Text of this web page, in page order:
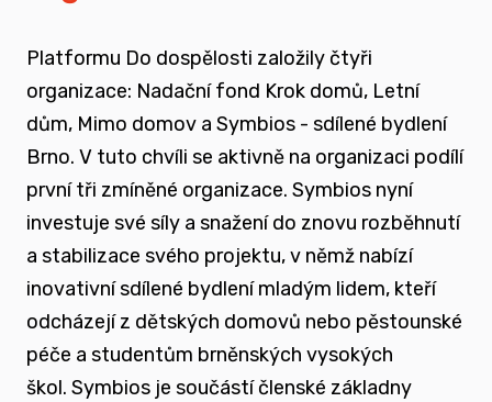
zapojovat se do advokační činnosti, která
souvisí i se změnou legislativy a systému
jako takového
nést a podporovat sílu hlasu těch, kteří
vyrůstali mimo své biologické rodiny
rozvíjet dialog a vést kontruktivní debaty
spojené se změnou systému péče o
Platformu Do dospělosti založily čtyři
organizace: Nadační fond Krok domů, Letní
dům, Mimo domov a Symbios - sdílené bydlení
Brno. V tuto chvíli se aktivně na organizaci podílí
první tři zmíněné organizace. Symbios nyní
investuje své síly a snažení do znovu rozběhnutí
a stabilizace svého projektu, v němž nabízí
inovativní sdílené bydlení mladým lidem, kteří
odcházejí z dětských domovů nebo pěstounské
péče a studentům brněnských vysokých
škol. Symbios je součástí členské základny